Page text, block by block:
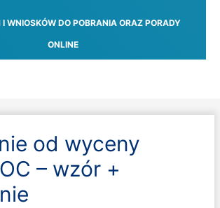
WNIOSKÓW DO POBRANIA ORAZ PORADY
ONLINE
od wyceny
– wzór +